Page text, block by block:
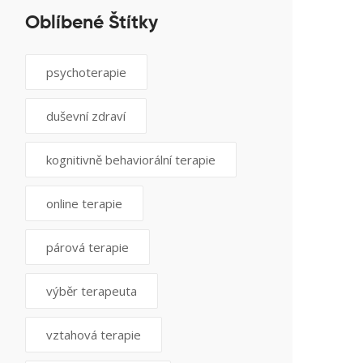
Oblíbené Štítky
psychoterapie
duševní zdraví
kognitivně behaviorální terapie
online terapie
párová terapie
výběr terapeuta
vztahová terapie